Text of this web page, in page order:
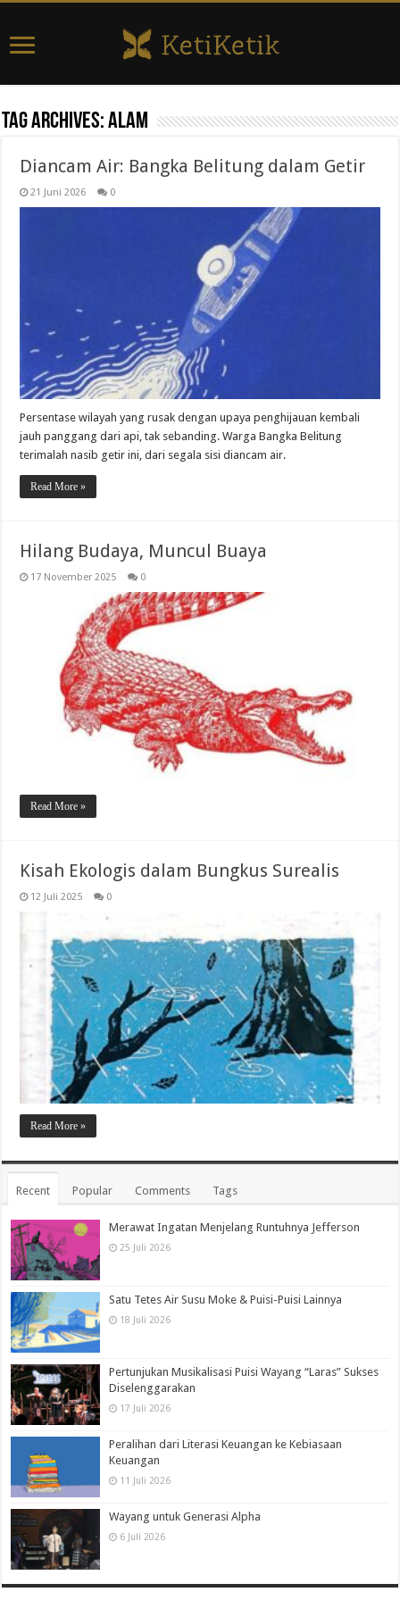
Tag Archives:alam
Diancam Air: Bangka Belitung dalam Getir
21 Juni 2026 0
Persentase wilayah yang rusak dengan upaya penghijauan kembali
jauh panggang dari api, tak sebanding. Warga Bangka Belitung
terimalah nasib getir ini, dari segala sisi diancam air.
Read More »
Hilang Budaya, Muncul Buaya
17 November 2025 0
Read More »
Kisah Ekologis dalam Bungkus Surealis
12 Juli 2025 0
Read More »
Recent Popular Comments Tags
Merawat Ingatan Menjelang Runtuhnya Jefferson
25 Juli 2026
Satu Tetes Air Susu Moke & Puisi-Puisi Lainnya
18 Juli 2026
Pertunjukan Musikalisasi Puisi Wayang “Laras” Sukses
Diselenggarakan
17 Juli 2026
Peralihan dari Literasi Keuangan ke Kebiasaan
Keuangan
11 Juli 2026
Wayang untuk Generasi Alpha
6 Juli 2026